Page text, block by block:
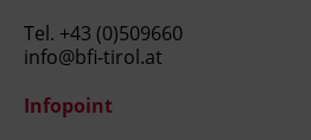
Tel. +43 (0)509660
info@bfi-tirol.at
Infopoint